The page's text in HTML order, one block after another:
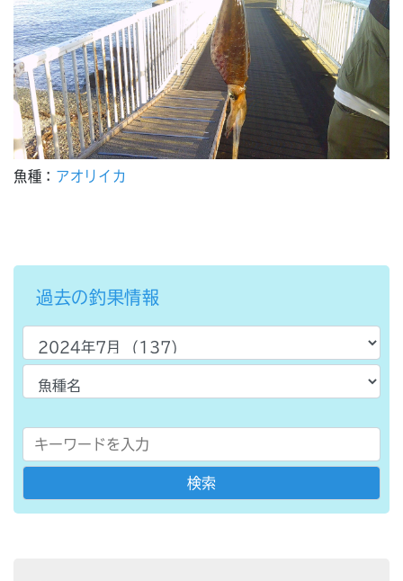
魚種： アオリイカ
過去の釣果情報